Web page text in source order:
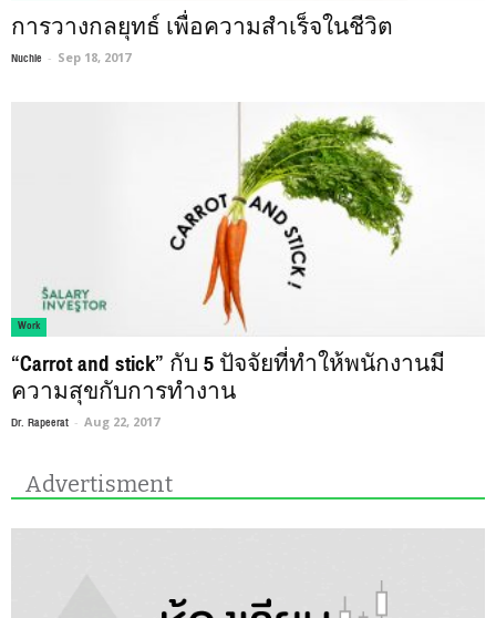
การวางกลยุทธ์ เพื่อความสำเร็จในชีวิต
Nuchie - Sep 18, 2017
Work
“Carrot and stick” กับ 5 ปัจจัยที่ทำให้พนักงานมี
ความสุขกับการทำงาน
Dr. Rapeerat - Aug 22, 2017
Advertisment